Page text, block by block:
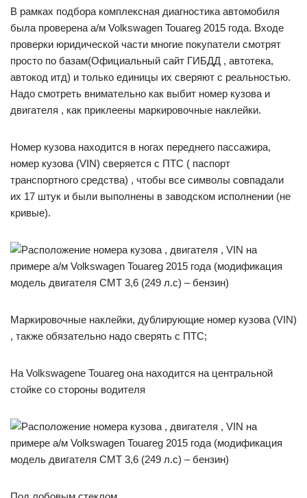
В рамках подбора комплексная диагностика автомобиля
была проверена а/м Volkswagen Touareg 2015 года. Входе
проверки юридической части многие покупатели смотрят
просто по базам(Официальный сайт ГИБДД , автотека,
автокод итд) и только единицы их сверяют с реальностью.
Надо смотреть внимательно как выбит номер кузова и
двигателя , как приклеены маркировочные наклейки.
Номер кузова находится в ногах переднего пассажира,
номер кузова (VIN) сверяется с ПТС ( паспорт
транспортного средства) , чтобы все символы совпадали
их 17 штук и были выполнены в заводском исполнении (не
кривые).
Маркировочные наклейки, дублирующие номер кузова (VIN)
, также обязательно надо сверять с ПТС;
На Volkswagene Touareg она находится на центральной
стойке со стороны водителя